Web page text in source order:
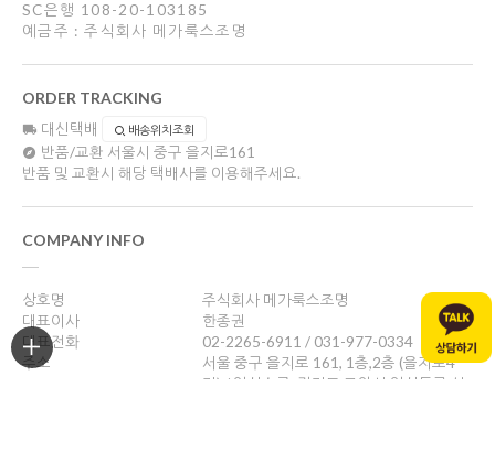
SC은행 108-20-103185
예금주 : 주식회사 메가룩스조명
ORDER TRACKING
대신택배 배송위치조회
반품/교환 서울시 중구 을지로161
반품 및 교환시 해당 택배사를 이용해주세요.
COMPANY INFO
상호명
주식회사 메가룩스조명
대표이사
한종권
대표전화
02-2265-6911 / 031-977-0334
주소
서울 중구 을지로 161, 1층,2층 (을지로4
가) / 일산쇼룸: 경기도 고양시 일산동구 성